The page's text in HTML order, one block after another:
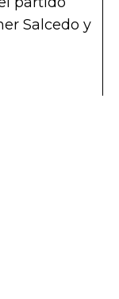
Salcedo y